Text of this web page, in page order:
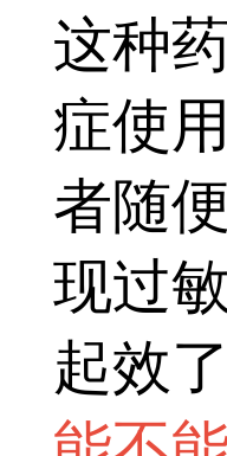
这种
症使
者随
现过
起效